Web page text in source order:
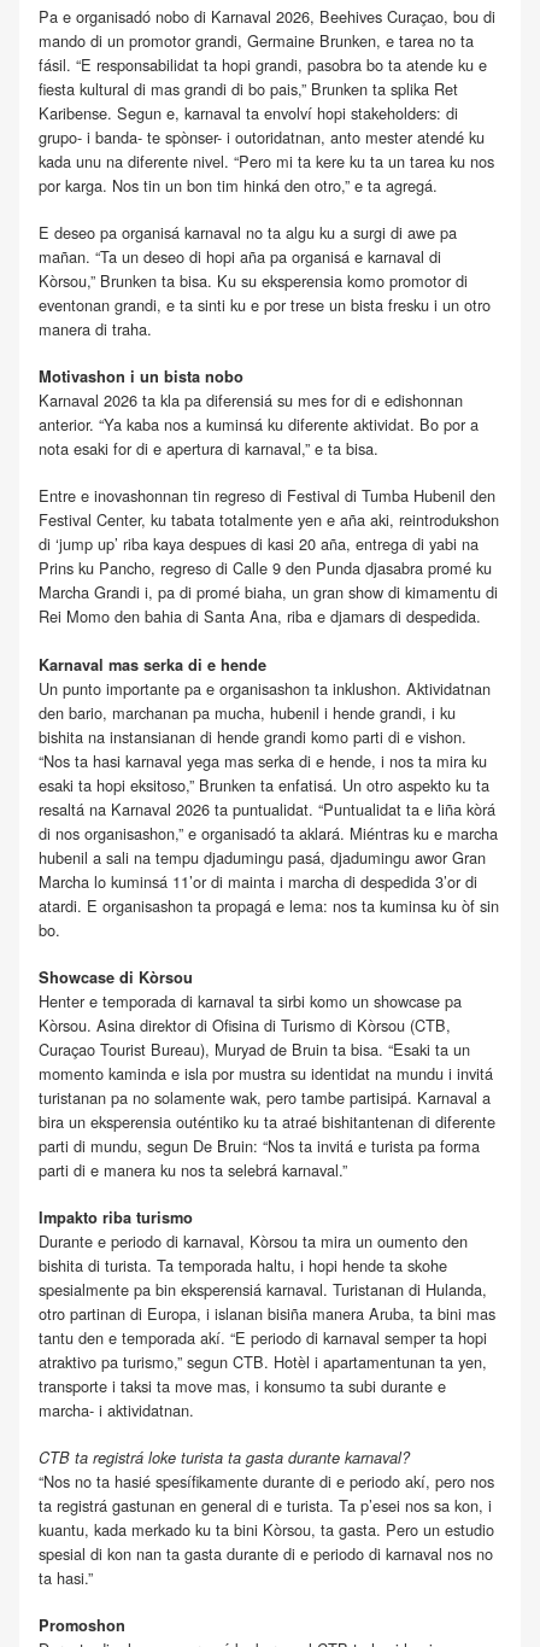
Pa e organisadó nobo di Karnaval 2026, Beehives Curaçao, bou di
mando di un promotor grandi, Germaine Brunken, e tarea no ta
fásil. “E responsabilidat ta hopi grandi, pasobra bo ta atende ku e
fiesta kultural di mas grandi di bo pais,” Brunken ta splika Ret
Karibense. Segun e, karnaval ta envolví hopi stakeholders: di
grupo- i banda- te spònser- i outoridatnan, anto mester atendé ku
kada unu na diferente nivel. “Pero mi ta kere ku ta un tarea ku nos
por karga. Nos tin un bon tim hinká den otro,” e ta agregá.
E deseo pa organisá karnaval no ta algu ku a surgi di awe pa
mañan. “Ta un deseo di hopi aña pa organisá e karnaval di
Kòrsou,” Brunken ta bisa. Ku su eksperensia komo promotor di
eventonan grandi, e ta sinti ku e por trese un bista fresku i un otro
manera di traha.
Motivashon i un bista nobo
Karnaval 2026 ta kla pa diferensiá su mes for di e edishonnan
anterior. “Ya kaba nos a kuminsá ku diferente aktividat. Bo por a
nota esaki for di e apertura di karnaval,” e ta bisa.
Entre e inovashonnan tin regreso di Festival di Tumba Hubenil den
Festival Center, ku tabata totalmente yen e aña aki, reintrodukshon
di ‘jump up’ riba kaya despues di kasi 20 aña, entrega di yabi na
Prins ku Pancho, regreso di Calle 9 den Punda djasabra promé ku
Marcha Grandi i, pa di promé biaha, un gran show di kimamentu di
Rei Momo den bahia di Santa Ana, riba e djamars di despedida.
Karnaval mas serka di e hende
Un punto importante pa e organisashon ta inklushon. Aktividatnan
den bario, marchanan pa mucha, hubenil i hende grandi, i ku
bishita na instansianan di hende grandi komo parti di e vishon.
“Nos ta hasi karnaval yega mas serka di e hende, i nos ta mira ku
esaki ta hopi eksitoso,” Brunken ta enfatisá. Un otro aspekto ku ta
resaltá na Karnaval 2026 ta puntualidat. “Puntualidat ta e liña kòrá
di nos organisashon,” e organisadó ta aklará. Miéntras ku e marcha
hubenil a sali na tempu djadumingu pasá, djadumingu awor Gran
Marcha lo kuminsá 11’or di mainta i marcha di despedida 3’or di
atardi. E organisashon ta propagá e lema: nos ta kuminsa ku òf sin
bo.
Showcase di Kòrsou
Henter e temporada di karnaval ta sirbi komo un showcase pa
Kòrsou. Asina direktor di Ofisina di Turismo di Kòrsou (CTB,
Curaçao Tourist Bureau), Muryad de Bruin ta bisa. “Esaki ta un
momento kaminda e isla por mustra su identidat na mundu i invitá
turistanan pa no solamente wak, pero tambe partisipá. Karnaval a
bira un eksperensia outéntiko ku ta atraé bishitantenan di diferente
parti di mundu, segun De Bruin: “Nos ta invitá e turista pa forma
parti di e manera ku nos ta selebrá karnaval.”
Impakto riba turismo
Durante e periodo di karnaval, Kòrsou ta mira un oumento den
bishita di turista. Ta temporada haltu, i hopi hende ta skohe
spesialmente pa bin eksperensiá karnaval. Turistanan di Hulanda,
otro partinan di Europa, i islanan bisiña manera Aruba, ta bini mas
tantu den e temporada akí. “E periodo di karnaval semper ta hopi
atraktivo pa turismo,” segun CTB. Hotèl i apartamentunan ta yen,
transporte i taksi ta move mas, i konsumo ta subi durante e
marcha- i aktividatnan.
CTB ta registrá loke turista ta gasta durante karnaval?
“Nos no ta hasié spesífikamente durante di e periodo akí, pero nos
ta registrá gastunan en general di e turista. Ta p’esei nos sa kon, i
kuantu, kada merkado ku ta bini Kòrsou, ta gasta. Pero un estudio
spesial di kon nan ta gasta durante di e periodo di karnaval nos no
ta hasi.”
Promoshon